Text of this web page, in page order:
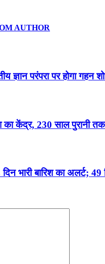
AUTHOR
ज्ञान परंपरा पर होगा गहन
का केंद्र, 230 साल पुरानी
भारी बारिश का अलर्ट; 49